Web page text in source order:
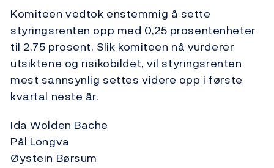
Komiteen vedtok enstemmig å sette
styringsrenten opp med 0,25 prosentenheter
til 2,75 prosent. Slik komiteen nå vurderer
utsiktene og risikobildet, vil styringsrenten
mest sannsynlig settes videre opp i første
kvartal neste år.
Ida Wolden Bache
Pål Longva
Øystein Børsum